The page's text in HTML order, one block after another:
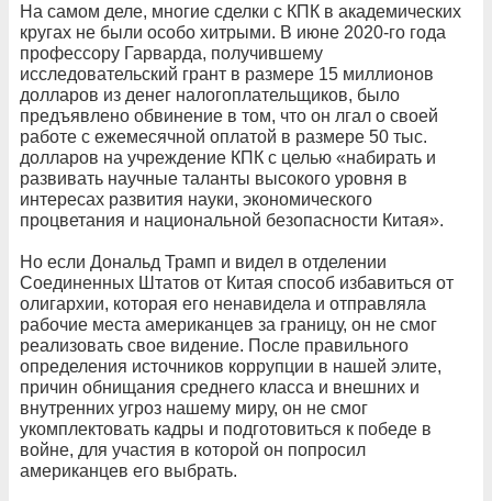
На самом деле, многие сделки с КПК в академических
кругах не были особо хитрыми. В июне 2020-го года
профессору Гарварда, получившему
исследовательский грант в размере 15 миллионов
долларов из денег налогоплательщиков, было
предъявлено обвинение в том, что он лгал о своей
работе с ежемесячной оплатой в размере 50 тыс.
долларов на учреждение КПК с целью «набирать и
развивать научные таланты высокого уровня в
интересах развития науки, экономического
процветания и национальной безопасности Китая».
Но если Дональд Трамп и видел в отделении
Соединенных Штатов от Китая способ избавиться от
олигархии, которая его ненавидела и отправляла
рабочие места американцев за границу, он не смог
реализовать свое видение. После правильного
определения источников коррупции в нашей элите,
причин обнищания среднего класса и внешних и
внутренних угроз нашему миру, он не смог
укомплектовать кадры и подготовиться к победе в
войне, для участия в которой он попросил
американцев его выбрать.